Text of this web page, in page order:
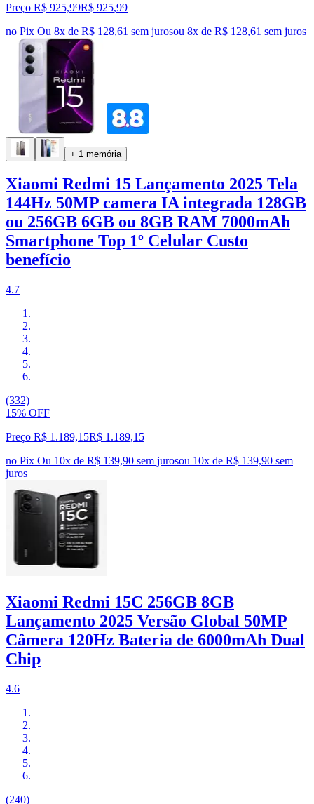
Preço R$ 925,99R$ 925,99
no Pix Ou 8x de R$ 128,61 sem jurosou 8x de R$ 128,61 sem juros
+ 1 memória
Xiaomi Redmi 15 Lançamento 2025 Tela
144Hz 50MP camera IA integrada 128GB
ou 256GB 6GB ou 8GB RAM 7000mAh
Smartphone Top 1º Celular Custo
benefício
4.7
(332)
15% OFF
Preço R$ 1.189,15R$ 1.189,15
no Pix Ou 10x de R$ 139,90 sem jurosou 10x de R$ 139,90 sem
juros
Xiaomi Redmi 15C 256GB 8GB
Lançamento 2025 Versão Global 50MP
Câmera 120Hz Bateria de 6000mAh Dual
Chip
4.6
(240)